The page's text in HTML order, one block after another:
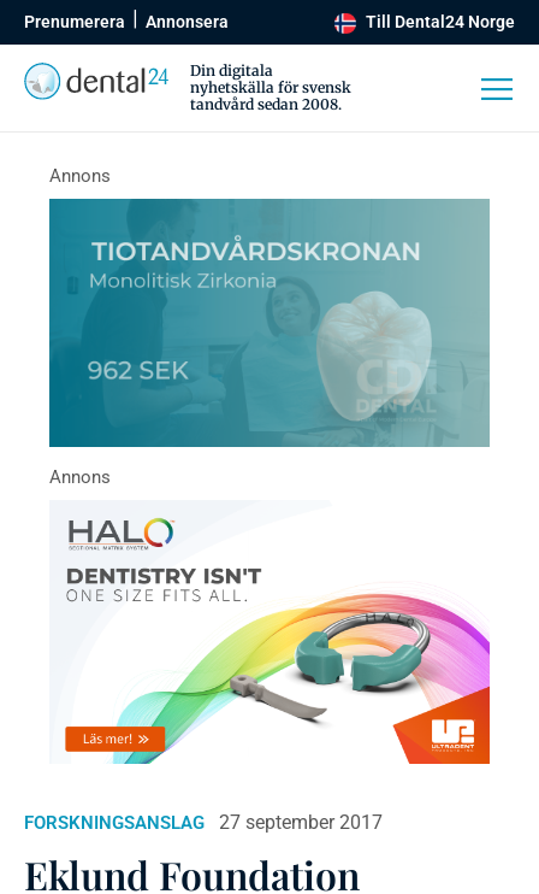
Prenumerera Annonsera Till Dental24 Norge
Din digitala
nyhetskälla för svensk
tandvård sedan 2008.
FORSKNINGSANSLAG 27 september 2017
Eklund Foundation